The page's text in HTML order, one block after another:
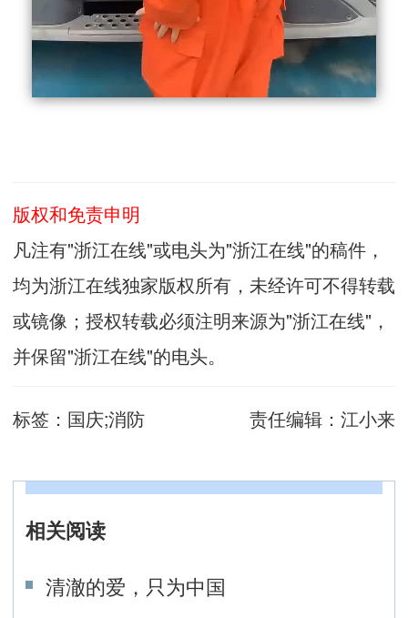
版权和免责申明
凡注有"浙江在线"或电头为"浙江在线"的稿件，
均为浙江在线独家版权所有，未经许可不得转载
或镜像；授权转载必须注明来源为"浙江在线"，
并保留"浙江在线"的电头。
标签： 国庆;消防 责任编辑： 江小来
相关阅读
清澈的爱，只为中国